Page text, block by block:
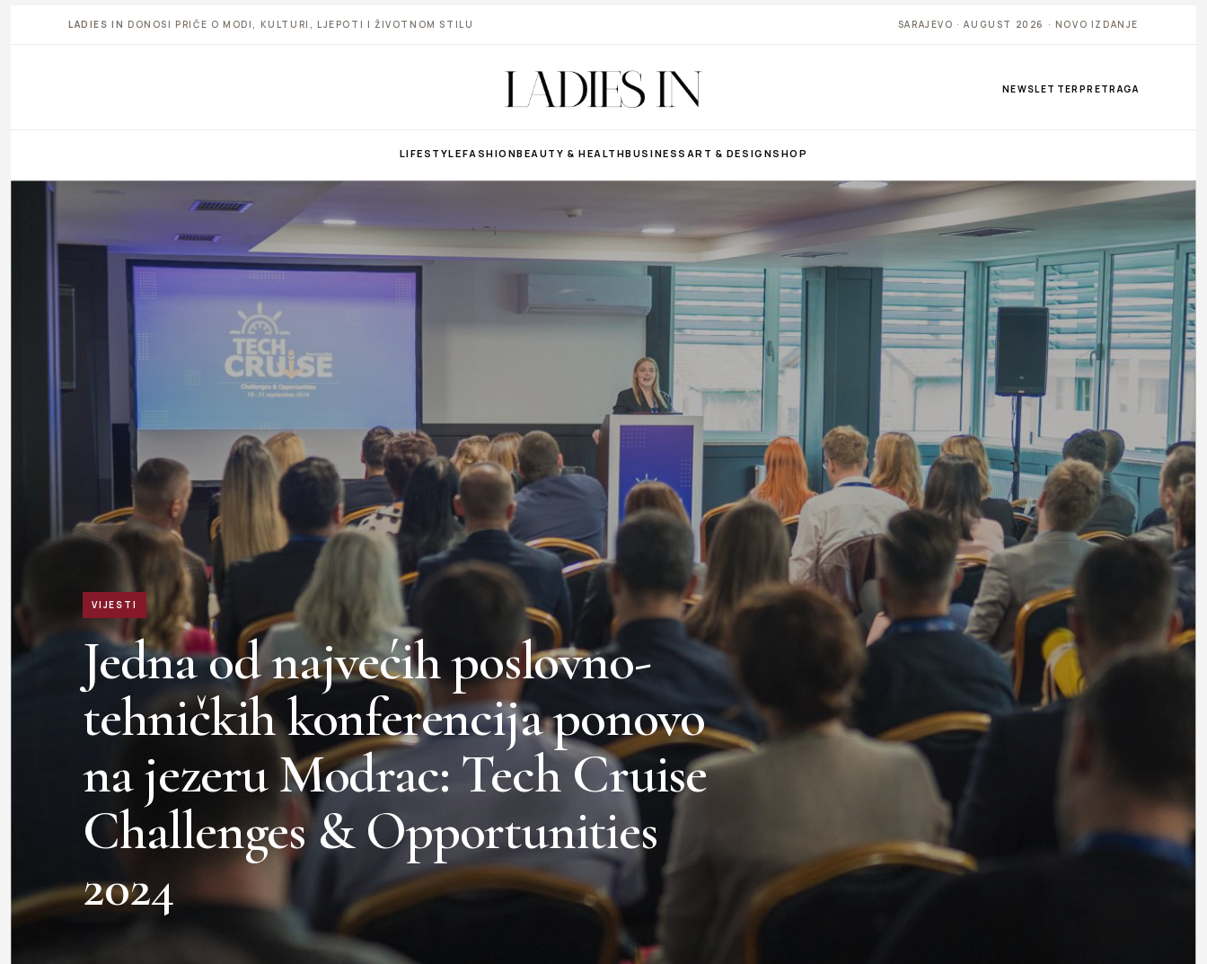
LADIES IN DONOSI PRIČE O MODI, KULTURI, LJEPOTI I ŽIVOTNOM STILU SARAJEVO · AUGUST 2026 · NOVO IZDANJE
NEWSLETTER PRETRAGA
LIFESTYLEFASHIONBEAUTY & HEALTHBUSINESS ART & DESIGNSHOP
VIJESTI
Jedna od najvećih poslovno-
tehničkih konferencija ponovo
na jezeru Modrac: Tech Cruise
Challenges & Opportunities
2024